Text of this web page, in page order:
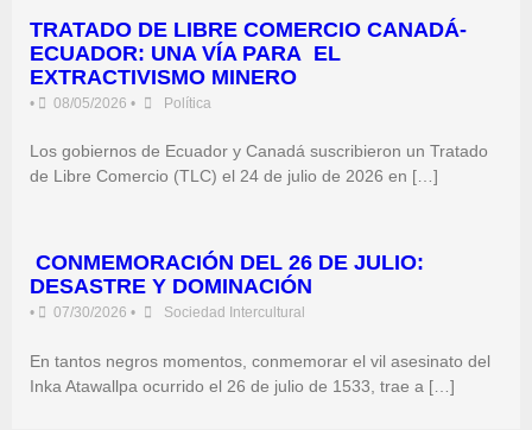
TRATADO DE LIBRE COMERCIO CANADÁ-
ECUADOR: UNA VÍA PARA EL
EXTRACTIVISMO MINERO
• 08/05/2026 • Política
Los gobiernos de Ecuador y Canadá suscribieron un Tratado
de Libre Comercio (TLC) el 24 de julio de 2026 en […]
CONMEMORACIÓN DEL 26 DE JULIO:
DESASTRE Y DOMINACIÓN
• 07/30/2026 • Sociedad Intercultural
En tantos negros momentos, conmemorar el vil asesinato del
Inka Atawallpa ocurrido el 26 de julio de 1533, trae a […]